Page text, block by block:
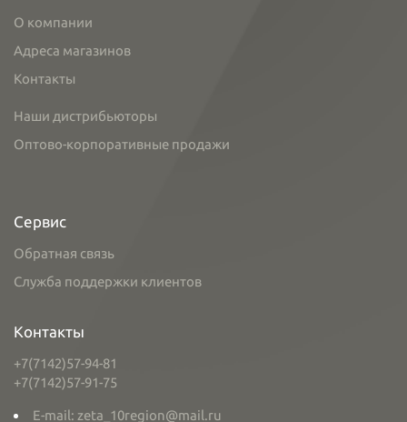
О компании
Адреса магазинов
Контакты
Наши дистрибьюторы
Оптово-корпоративные продажи
Сервис
Обратная связь
Служба поддержки клиентов
Контакты
+7(7142)57-94-81
+7(7142)57-91-75
E-mail: zeta_10region@mail.ru